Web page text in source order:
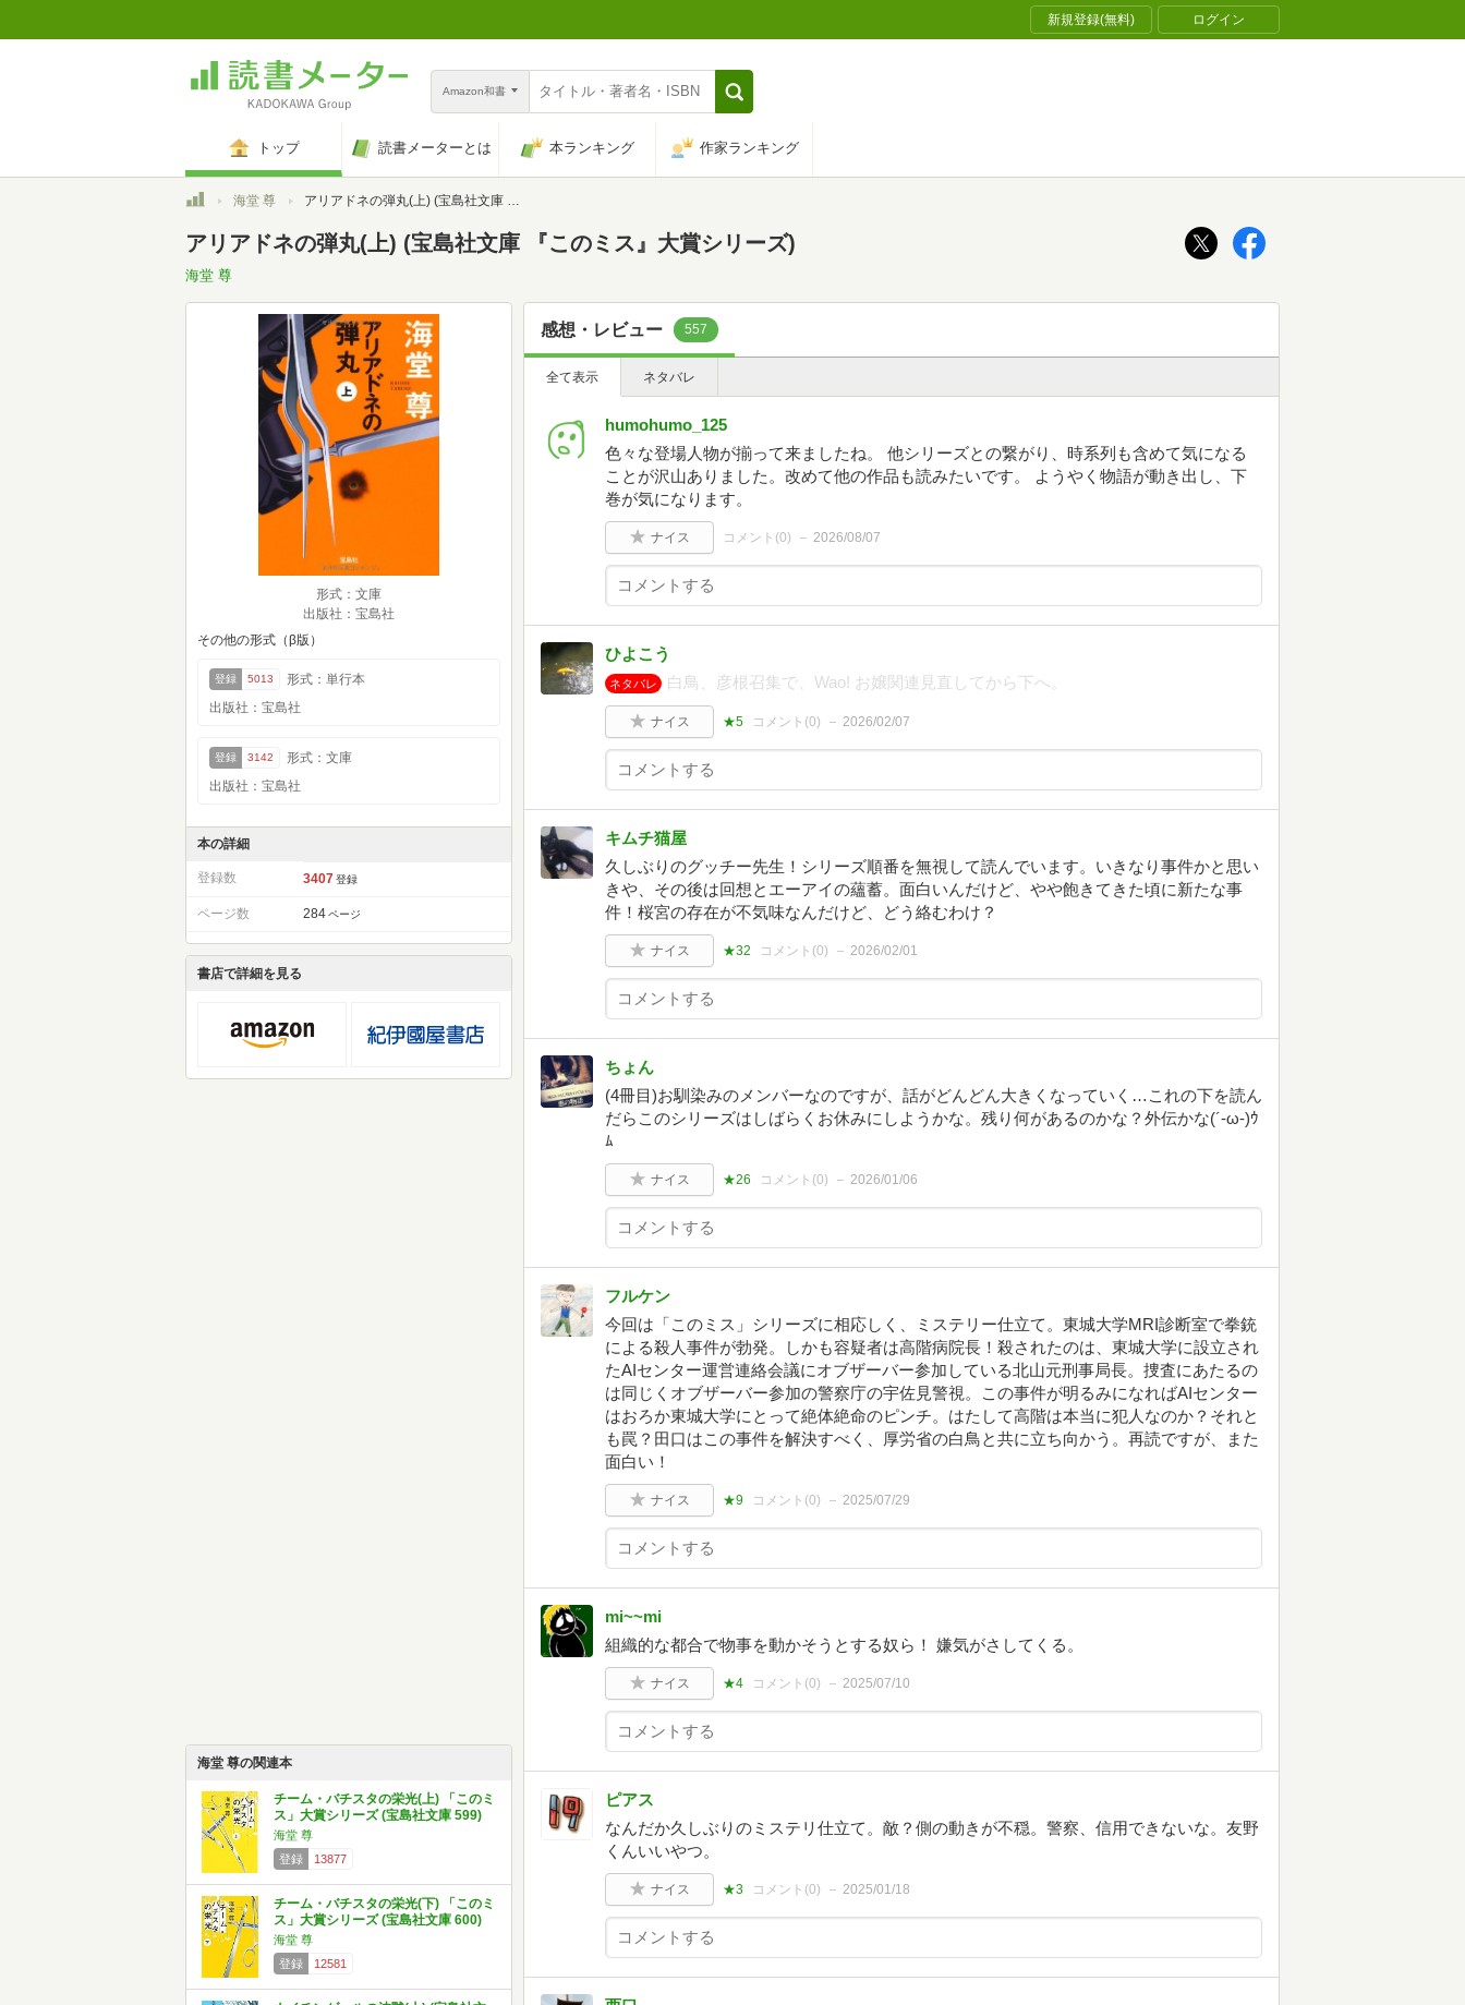
新規登録(無料) ログイン
Amazon和書
トップ 読書メーターとは 本ランキング 作家ランキング
トップ海堂 尊 アリアドネの弾丸(上) (宝島社文庫 『このミス』大賞シリーズ)
アリアドネの弾丸(上) (宝島社文庫 『このミス』大賞シリーズ)
海堂 尊
形式：文庫
出版社：宝島社
その他の形式（β版）
登録 5013
形式：単行本
出版社：宝島社
登録 3142
形式：文庫
出版社：宝島社
本の詳細
登録数 3407 登録
ページ数 284 ページ
書店で詳細を見る
海堂 尊の関連本
チーム・バチスタの栄光(上) 「このミ
ス」大賞シリーズ (宝島社文庫 599)
海堂 尊
登録
13877
チーム・バチスタの栄光(下) 「このミ
ス」大賞シリーズ (宝島社文庫 600)
海堂 尊
登録
12581
感想・レビュー 557
全て表示 ネタバレ
humohumo_125
色々な登場人物が揃って来ましたね。 他シリーズとの繋がり、時系列も含めて気になる
ことが沢山ありました。改めて他の作品も読みたいです。 ようやく物語が動き出し、下
巻が気になります。
ナイス コメント(0) 2026/08/07
ひよこう
ネタバレ 白鳥、彦根召集で、Wao! お嬢関連見直してから下へ。
ナイス ★5 コメント(0) 2026/02/07
キムチ猫屋
久しぶりのグッチー先生！シリーズ順番を無視して読んでいます。いきなり事件かと思い
きや、その後は回想とエーアイの蘊蓄。面白いんだけど、やや飽きてきた頃に新たな事
件！桜宮の存在が不気味なんだけど、どう絡むわけ？
ナイス ★32 コメント(0) 2026/02/01
ちょん
(4冊目)お馴染みのメンバーなのですが、話がどんどん大きくなっていく…これの下を読ん
だらこのシリーズはしばらくお休みにしようかな。残り何があるのかな？外伝かな(´-ω-)ｳ
ﾑ
ナイス ★26 コメント(0) 2026/01/06
フルケン
今回は「このミス」シリーズに相応しく、ミステリー仕立て。東城大学MRI診断室で拳銃
による殺人事件が勃発。しかも容疑者は高階病院長！殺されたのは、東城大学に設立され
たAIセンター運営連絡会議にオブザーバー参加している北山元刑事局長。捜査にあたるの
は同じくオブザーバー参加の警察庁の宇佐見警視。この事件が明るみになればAIセンター
はおろか東城大学にとって絶体絶命のピンチ。はたして高階は本当に犯人なのか？それと
も罠？田口はこの事件を解決すべく、厚労省の白鳥と共に立ち向かう。再読ですが、また
面白い！
ナイス ★9 コメント(0) 2025/07/29
mi~~mi
組織的な都合で物事を動かそうとする奴ら！ 嫌気がさしてくる。
ナイス ★4 コメント(0) 2025/07/10
ピアス
なんだか久しぶりのミステリ仕立て。敵？側の動きが不穏。警察、信用できないな。友野
くんいいやつ。
ナイス ★3 コメント(0) 2025/01/18